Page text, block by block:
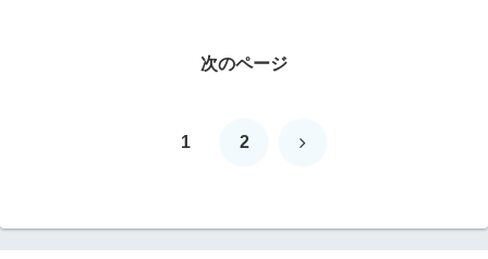
次のページ
1 2 次